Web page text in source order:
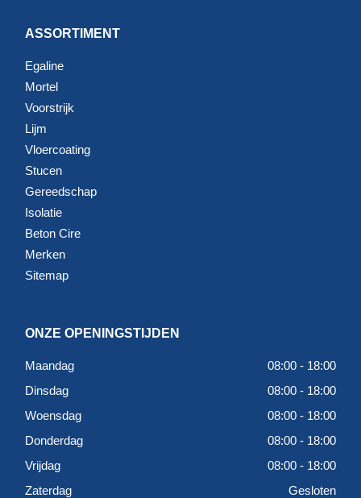
ASSORTIMENT
Egaline
Mortel
Voorstrijk
Lijm
Vloercoating
Stucen
Gereedschap
Isolatie
Beton Cire
Merken
Sitemap
ONZE OPENINGSTIJDEN
Maandag
08:00 - 18:00
Dinsdag
08:00 - 18:00
Woensdag
08:00 - 18:00
Donderdag
08:00 - 18:00
Vrijdag
08:00 - 18:00
Zaterdag
Gesloten